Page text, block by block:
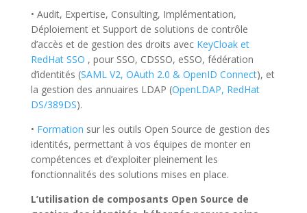
• Audit, Expertise, Consulting, Implémentation,
Déploiement et Support de solutions de contrôle
d’accès et de gestion des droits avec KeyCloak et
RedHat SSO , pour SSO, CDSSO, eSSO, fédération
d’identités (SAML V2, OAuth 2.0 & OpenID Connect), et
la gestion des annuaires LDAP (OpenLDAP, RedHat
DS/389DS).
• Formation sur les outils Open Source de gestion des
identités, permettant à vos équipes de monter en
compétences et d’exploiter pleinement les
fonctionnalités des solutions mises en place.
L’utilisation de composants Open Source de